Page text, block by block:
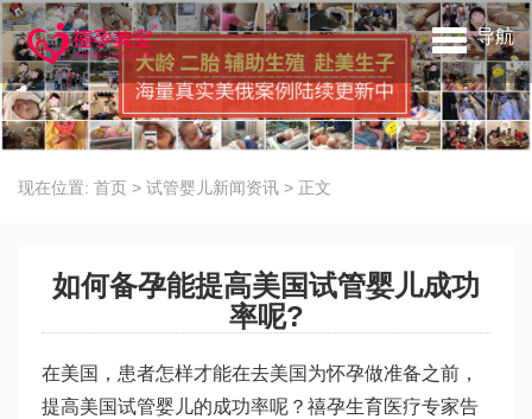
导航
现在位置: 首页 > 试管婴儿新闻资讯 > 正文
如何备孕能提高美国试管婴儿成功
率呢?
在美国，患者怎样才能在去美国为怀孕做准备之前，
提高美国试管婴儿的成功率呢？禧孕生育医疗专家告